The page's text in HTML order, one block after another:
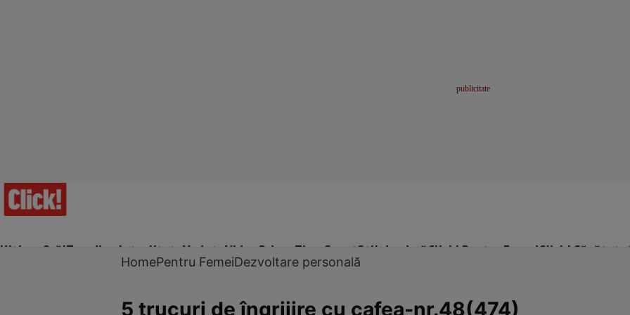
Ultima Oră!Trending Actualitate Vedete Video Prime Time SportStil de viațăClick! Pentru FemeiClick! Sănătate
HomePentru FemeiDezvoltare personală
5 trucuri de îngrijire cu cafea-nr.48(474)